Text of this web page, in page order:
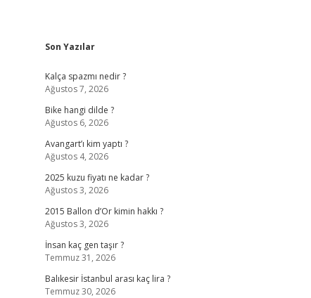
Sidebar
Son Yazılar
Kalça spazmı nedir ?
Ağustos 7, 2026
Bike hangi dilde ?
Ağustos 6, 2026
Avangart’ı kim yaptı ?
Ağustos 4, 2026
2025 kuzu fiyatı ne kadar ?
Ağustos 3, 2026
2015 Ballon d’Or kimin hakkı ?
Ağustos 3, 2026
İnsan kaç gen taşır ?
Temmuz 31, 2026
Balıkesir İstanbul arası kaç lira ?
Temmuz 30, 2026